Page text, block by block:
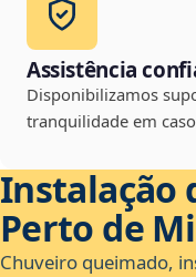
Assistência
Disponibilizamos
tranquilidade em
Instalação
Perto de
Chuveiro queimado,